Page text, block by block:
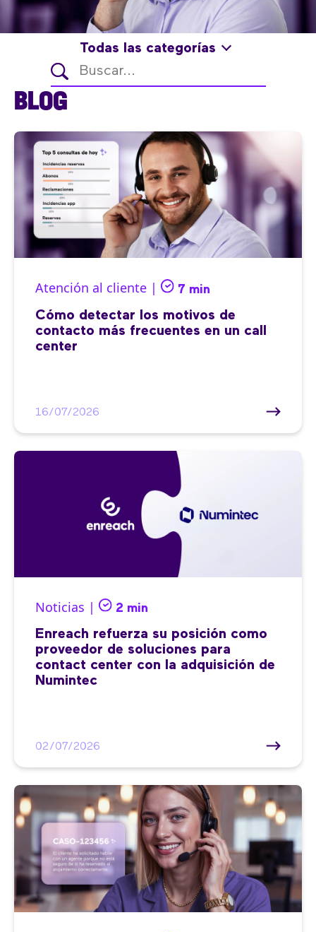
Todas las categorías
BLOG
Atención al cliente | 7 min
Cómo detectar los motivos de
contacto más frecuentes en un call
center
16/07/2026
Noticias | 2 min
Enreach refuerza su posición como
proveedor de soluciones para
contact center con la adquisición de
Numintec
02/07/2026